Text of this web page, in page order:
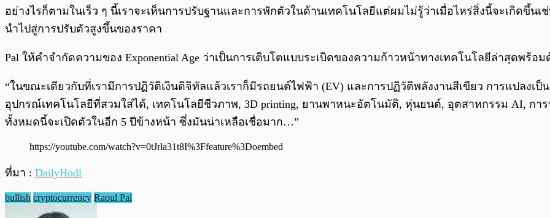
อย่างไรก็ตามในเร็ว ๆ นี้เราจะเห็นการปรับฐานและการพักตัวในด้านเทคโนโลยีแต่ผมไม่รู้ว่าเมื่อไหร่สิ่งนี้จะเกิดขึ้น
นำไปสู่การปรับตัวสูงขึ้นของราคา
Pal ให้คำจำกัดความของ Exponential Age ว่าเป็นการเติบโตแบบระเบิดของความก้าวหน้าทางเทคโนโลยีล่าสุดพร้
“ในขณะเดียวกับที่เรามีการปฏิวัติเงินดิจิทัลแล้วเราก็มีรถยนต์ไฟฟ้า (EV) และการปฏิวัติพลังงานสีเขียว การแปลงเป็น
อุปกรณ์เทคโนโลยีที่สวมใส่ได้, เทคโนโลยีชีวภาพ, 3D printing, ยานพาหนะอัตโนมัติ, หุ่นยนต์, อุตสาหกรรม AI, กา
ทั้งหมดนี้จะเปิดตัวในอีก 5 ปีข้างหน้า ซึ่งมันน่าเหลือเชื่อมาก…”
https://youtube.com/watch?v=0tJrla31t8I%3Ffeature%3Doembed
ที่มา : DailyHodl
bullish cryptocurrency Raoul Pal